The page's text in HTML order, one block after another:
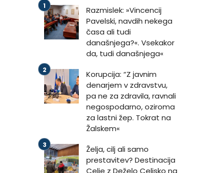
Razmislek: »Vincencij
Pavelski, navdih nekega
časa ali tudi
današnjega?«. Vsekakor
da, tudi današnjega«
Korupcija: “Z javnim
denarjem v zdravstvu,
pa ne za zdravila, ravnali
negospodarno, oziroma
za lastni žep. Tokrat na
Žalskem«
Želja, cilj ali samo
prestavitev? Destinacija